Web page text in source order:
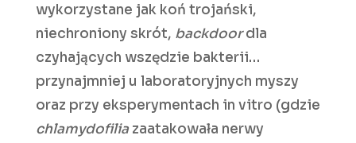
wykorzystane jak koń trojański,
niechroniony skrót, backdoordla
czyhających wszędzie bakterii…
przynajmniej u laboratoryjnych myszy
oraz przy eksperymentach in vitro (gdzie
chlamydofiliazaatakowała nerwy